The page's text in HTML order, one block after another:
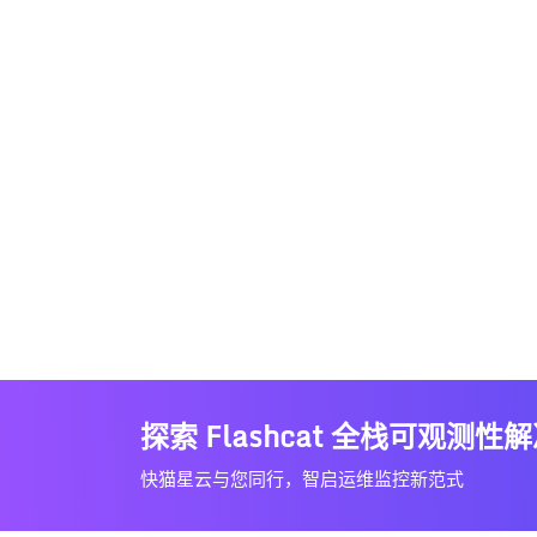
探索 Flashcat 全栈可观测性
快猫星云与您同行，智启运维监控新范式